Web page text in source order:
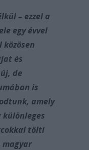
– ezzel a
egy évvel
közösen
és
de
is
amely
tölti
magyar